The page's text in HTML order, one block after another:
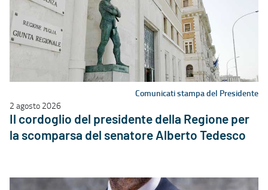
Comunicati stampa del Presidente
2 agosto 2026
Il cordoglio del presidente della Regione per
la scomparsa del senatore Alberto Tedesco